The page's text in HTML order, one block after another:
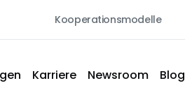
Kooperationsmodelle
Karriere Newsroom Blog